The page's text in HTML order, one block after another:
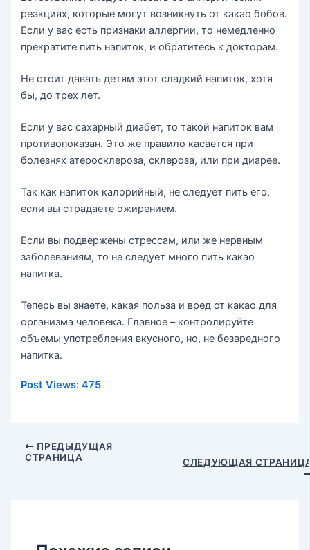
реакциях, которые могут возникнуть от какао бобов.
Если у вас есть признаки аллергии, то немедленно
прекратите пить напиток, и обратитесь к докторам.
Не стоит давать детям этот сладкий напиток, хотя
бы, до трех лет.
Если у вас сахарный диабет, то такой напиток вам
противопоказан. Это же правило касается при
болезнях атеросклероза, склероза, или при диарее.
Так как напиток калорийный, не следует пить его,
если вы страдаете ожирением.
Если вы подвержены стрессам, или же нервным
заболеваниям, то не следует много пить какао
напитка.
Теперь вы знаете, какая польза и вред от какао для
организма человека. Главное – контролируйте
объемы употребления вкусного, но, не безвредного
напитка.
Post Views: 475
Навигация
ПРЕДЫДУЩАЯ
СТРАНИЦА
СЛЕДУЮЩАЯ